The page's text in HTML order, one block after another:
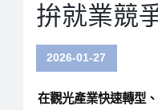
拚就業競
2026-01-27
在觀光產業快速轉型